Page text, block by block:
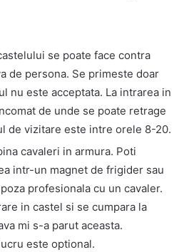
se poate face contra
de persona. Se primeste doar
nu este acceptata. La intrarea in
de unde se poate retrage
de vizitare este intre orele 8-20.
cavaleri in armura. Poti
intr-un magnet de frigider sau
profesionala cu un cavaler.
in castel si se cumpara la
mi s-a parut aceasta.
este optional.